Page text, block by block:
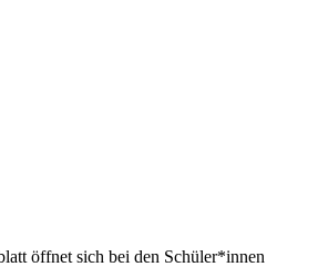
öffnet sich bei den Schüler*innen